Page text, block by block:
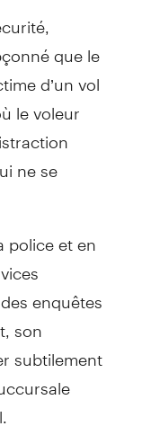
que le
d’un vol
le voleur
ne se
police et en
enquêtes
son
subtilement